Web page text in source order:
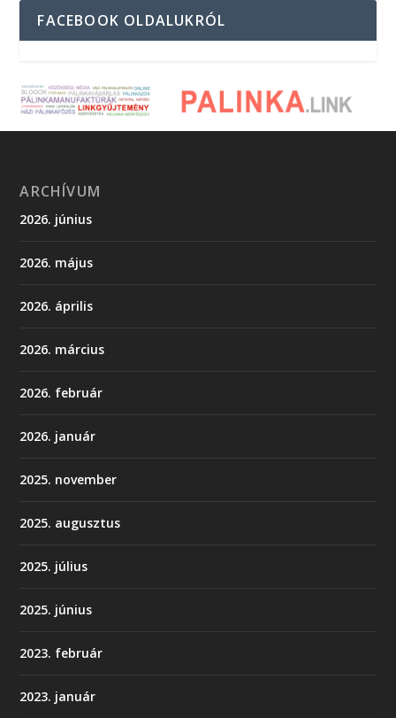
FACEBOOK OLDALUKRÓL
ARCHÍVUM
2026. június
2026. május
2026. április
2026. március
2026. február
2026. január
2025. november
2025. augusztus
2025. július
2025. június
2023. február
2023. január